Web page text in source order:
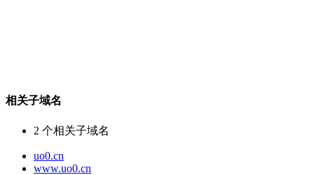
相关子域名
2 个相关子域名
uo0.cn
www.uo0.cn